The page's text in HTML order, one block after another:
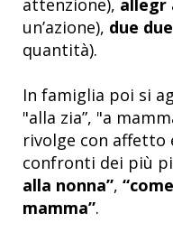
attenzione), allegr
un’azione), due due
quantità).
In famiglia poi si
"alla zia”, "a
rivolge con affetto
confronti dei più
alla nonna”,
mamma”.